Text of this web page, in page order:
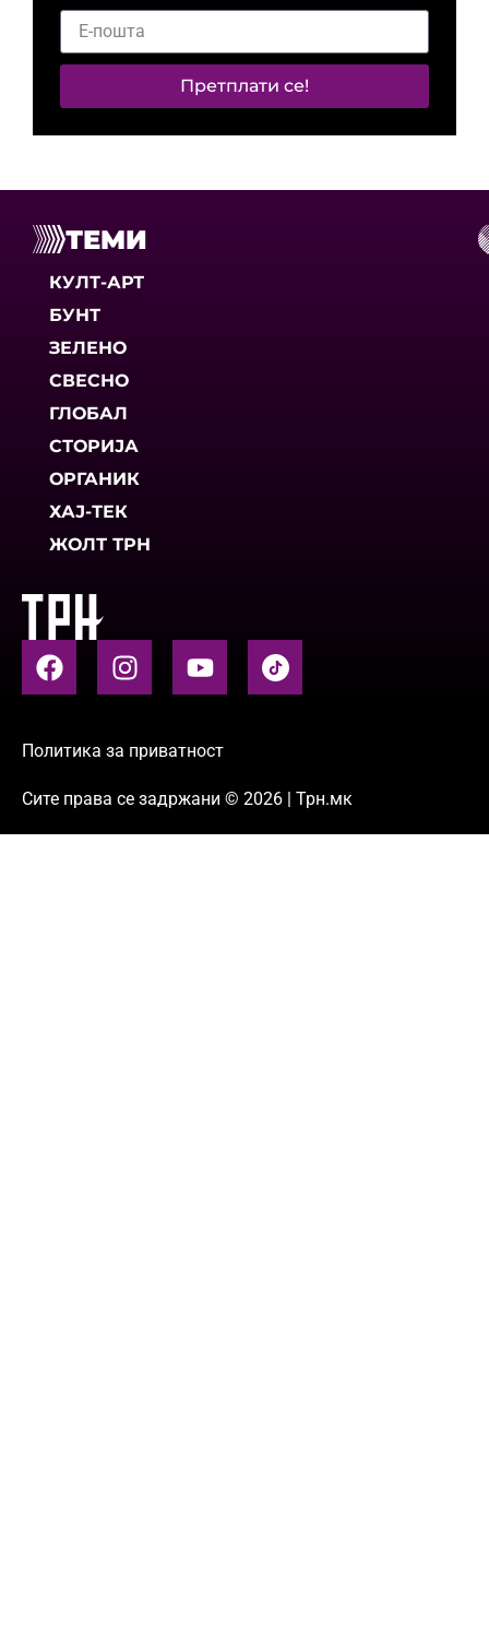
Претплати се!
ТЕМИ
КУЛТ-АРТ
БУНТ
ЗЕЛЕНО
СВЕСНО
ГЛОБАЛ
СТОРИЈА
ОРГАНИК
ХАЈ-ТЕК
ЖОЛТ ТРН
Политика за приватност
Сите права се задржани © 2026 | Трн.мк